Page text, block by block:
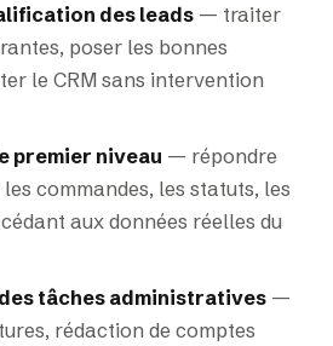
des leads — traiter
poser les bonnes
le CRM sans intervention
premier niveau — répondre
commandes, les statuts, les
aux données réelles du
tâches administratives —
rédaction de comptes